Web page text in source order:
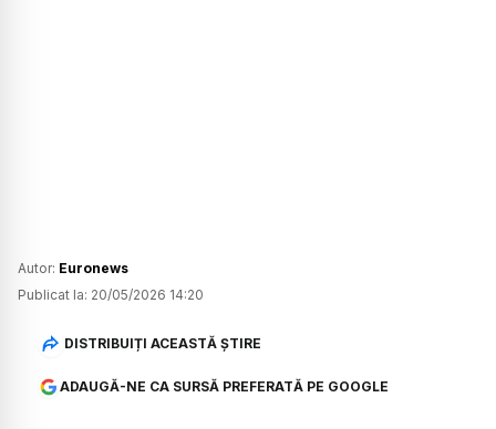
Autor: Euronews
Publicat la: 20/05/2026 14:20
DISTRIBUIȚI ACEASTĂ ȘTIRE
ADAUGĂ-NE CA SURSĂ PREFERATĂ PE GOOGLE